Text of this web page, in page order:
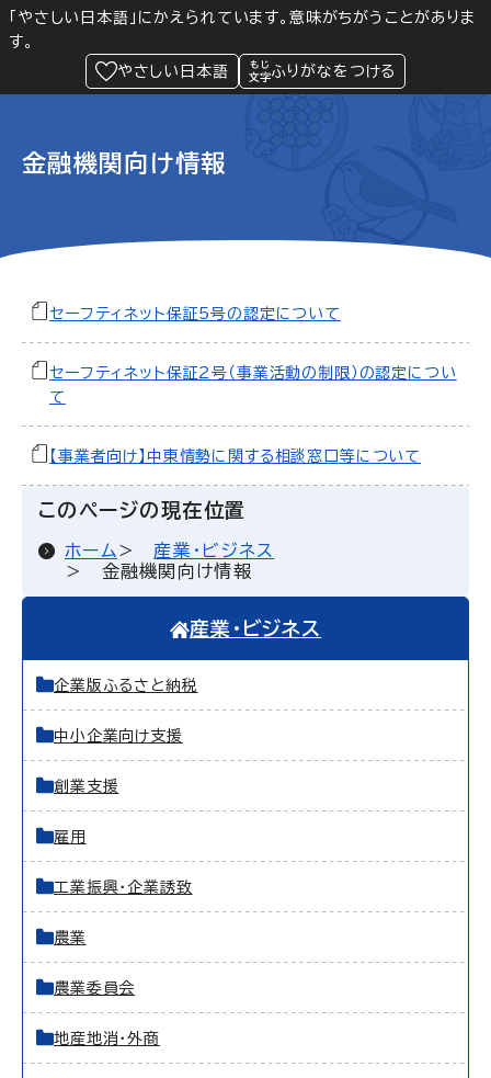
「やさしい日本語」にかえられています。意味がちがうことがありま
す。
やさしい日本語
ふりがなをつける
Language 閲覧支援
緊急情報
金融機関向け情報
セーフティネット保証5号の認定について
セーフティネット保証2号（事業活動の制限）の認定につい
て
【事業者向け】中東情勢に関する相談窓口等について
このページの現在位置
ホーム
産業・ビジネス
金融機関向け情報
産業・ビジネス
企業版ふるさと納税
中小企業向け支援
創業支援
雇用
工業振興・企業誘致
農業
農業委員会
地産地消・外商